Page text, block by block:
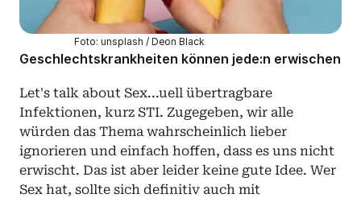
Foto: unsplash / Deon Black
Geschlechtskrankheiten können jede:n erwischen
Let's talk about Sex...uell übertragbare
Infektionen, kurz STI. Zugegeben, wir alle
würden das Thema wahrscheinlich lieber
ignorieren und einfach hoffen, dass es uns nicht
erwischt. Das ist aber leider keine gute Idee. Wer
Sex hat, sollte sich definitiv auch mit